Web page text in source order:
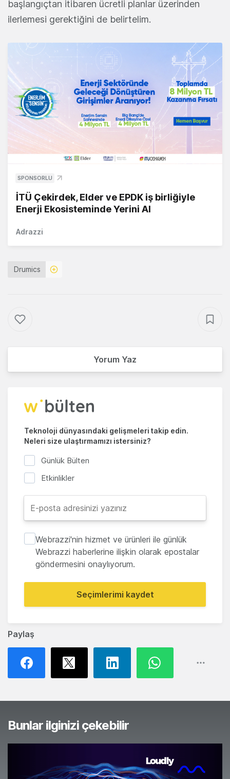
Paylaş
başlangıçtan itibaren ücretli planlar üzerinden
ilerlemesi gerektiğini de belirtelim.
SPONSORLU
İTÜ Çekirdek, Elder ve EPDK iş birliğiyle
Enerji Ekosisteminde Yerini Al
Adrazzi
Drumics
Yorum Yaz
Teknoloji dünyasındaki gelişmeleri takip edin.
Neleri size ulaştırmamızı istersiniz?
Günlük Bülten
Etkinlikler
Webrazzi'nin hizmet ve ürünleri ile günlük
Webrazzi haberlerine ilişkin olarak epostalar
göndermesini onaylıyorum.
Seçimlerimi kaydet
Bunlar ilginizi çekebilir